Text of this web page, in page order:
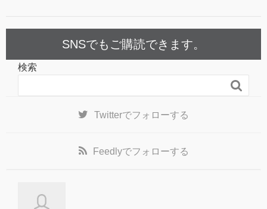
SNSでもご購読できます。
検索

Twitterでフォローする
Feedlyでフォローする